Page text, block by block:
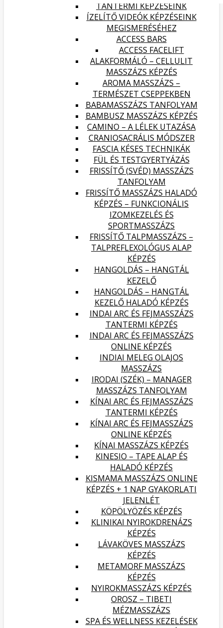
TANTERMI KÉPZÉSEINK
ÍZELÍTŐ VIDEÓK KÉPZÉSEINK
MEGISMERÉSÉHEZ
ACCESS BARS
ACCESS FACELIFT
ALAKFORMÁLÓ – CELLULIT
MASSZÁZS KÉPZÉS
AROMA MASSZÁZS –
TERMÉSZET CSEPPEKBEN
BABAMASSZÁZS TANFOLYAM
BAMBUSZ MASSZÁZS KÉPZÉS
CAMINO – A LÉLEK UTAZÁSA
CRANIOSACRÁLIS MÓDSZER
FASCIA KÉSES TECHNIKÁK
FÜL ÉS TESTGYERTYÁZÁS
FRISSÍTŐ (SVÉD) MASSZÁZS
TANFOLYAM
FRISSÍTŐ MASSZÁZS HALADÓ
KÉPZÉS – FUNKCIONÁLIS
IZOMKEZELÉS ÉS
SPORTMASSZÁZS
FRISSÍTŐ TALPMASSZÁZS –
TALPREFLEXOLÓGUS ALAP
KÉPZÉS
HANGOLDÁS – HANGTÁL
KEZELŐ
HANGOLDÁS – HANGTÁL
KEZELŐ HALADÓ KÉPZÉS
INDAI ARC ÉS FEJMASSZÁZS
TANTERMI KÉPZÉS
INDAI ARC ÉS FEJMASSZÁZS
ONLINE KÉPZÉS
INDIAI MELEG OLAJOS
MASSZÁZS
IRODAI (SZÉK) – MANAGER
MASSZÁZS TANFOLYAM
KÍNAI ARC ÉS FEJMASSZÁZS
TANTERMI KÉPZÉS
KÍNAI ARC ÉS FEJMASSZÁZS
ONLINE KÉPZÉS
KÍNAI MASSZÁZS KÉPZÉS
KINESIO – TAPE ALAP ÉS
HALADÓ KÉPZÉS
KISMAMA MASSZÁZS ONLINE
KÉPZÉS + 1 NAP GYAKORLATI
JELENLÉT
KÖPÖLYÖZÉS KÉPZÉS
KLINIKAI NYIROKDRENÁZS
KÉPZÉS
LÁVAKÖVES MASSZÁZS
KÉPZÉS
METAMORF MASSZÁZS
KÉPZÉS
NYIROKMASSZÁZS KÉPZÉS
OROSZ – TIBETI
MÉZMASSZÁZS
SPA ÉS WELLNESS KEZELÉSEK